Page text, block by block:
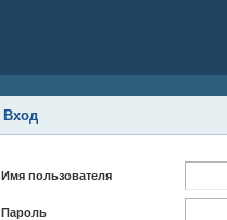
Вход
Имя пользователя
Пароль